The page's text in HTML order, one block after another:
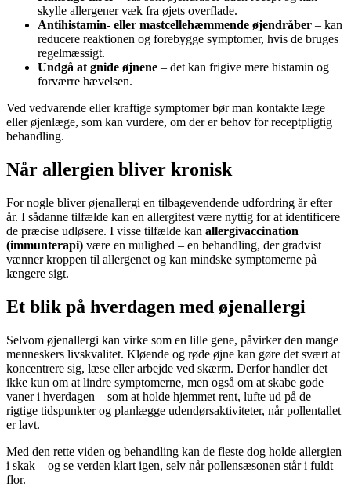
skylle allergener væk fra øjets overflade.
Antihistamin- eller mastcellehæmmende øjendråber – kan
reducere reaktionen og forebygge symptomer, hvis de bruges
regelmæssigt.
Undgå at gnide øjnene – det kan frigive mere histamin og
forværre hævelsen.
Ved vedvarende eller kraftige symptomer bør man kontakte læge
eller øjenlæge, som kan vurdere, om der er behov for receptpligtig
behandling.
Når allergien bliver kronisk
For nogle bliver øjenallergi en tilbagevendende udfordring år efter
år. I sådanne tilfælde kan en allergitest være nyttig for at identificere
de præcise udløsere. I visse tilfælde kan allergivaccination
(immunterapi) være en mulighed – en behandling, der gradvist
vænner kroppen til allergenet og kan mindske symptomerne på
længere sigt.
Et blik på hverdagen med øjenallergi
Selvom øjenallergi kan virke som en lille gene, påvirker den mange
menneskers livskvalitet. Kløende og røde øjne kan gøre det svært at
koncentrere sig, læse eller arbejde ved skærm. Derfor handler det
ikke kun om at lindre symptomerne, men også om at skabe gode
vaner i hverdagen – som at holde hjemmet rent, lufte ud på de
rigtige tidspunkter og planlægge udendørsaktiviteter, når pollentallet
er lavt.
Med den rette viden og behandling kan de fleste dog holde allergien
i skak – og se verden klart igen, selv når pollensæsonen står i fuldt
flor.